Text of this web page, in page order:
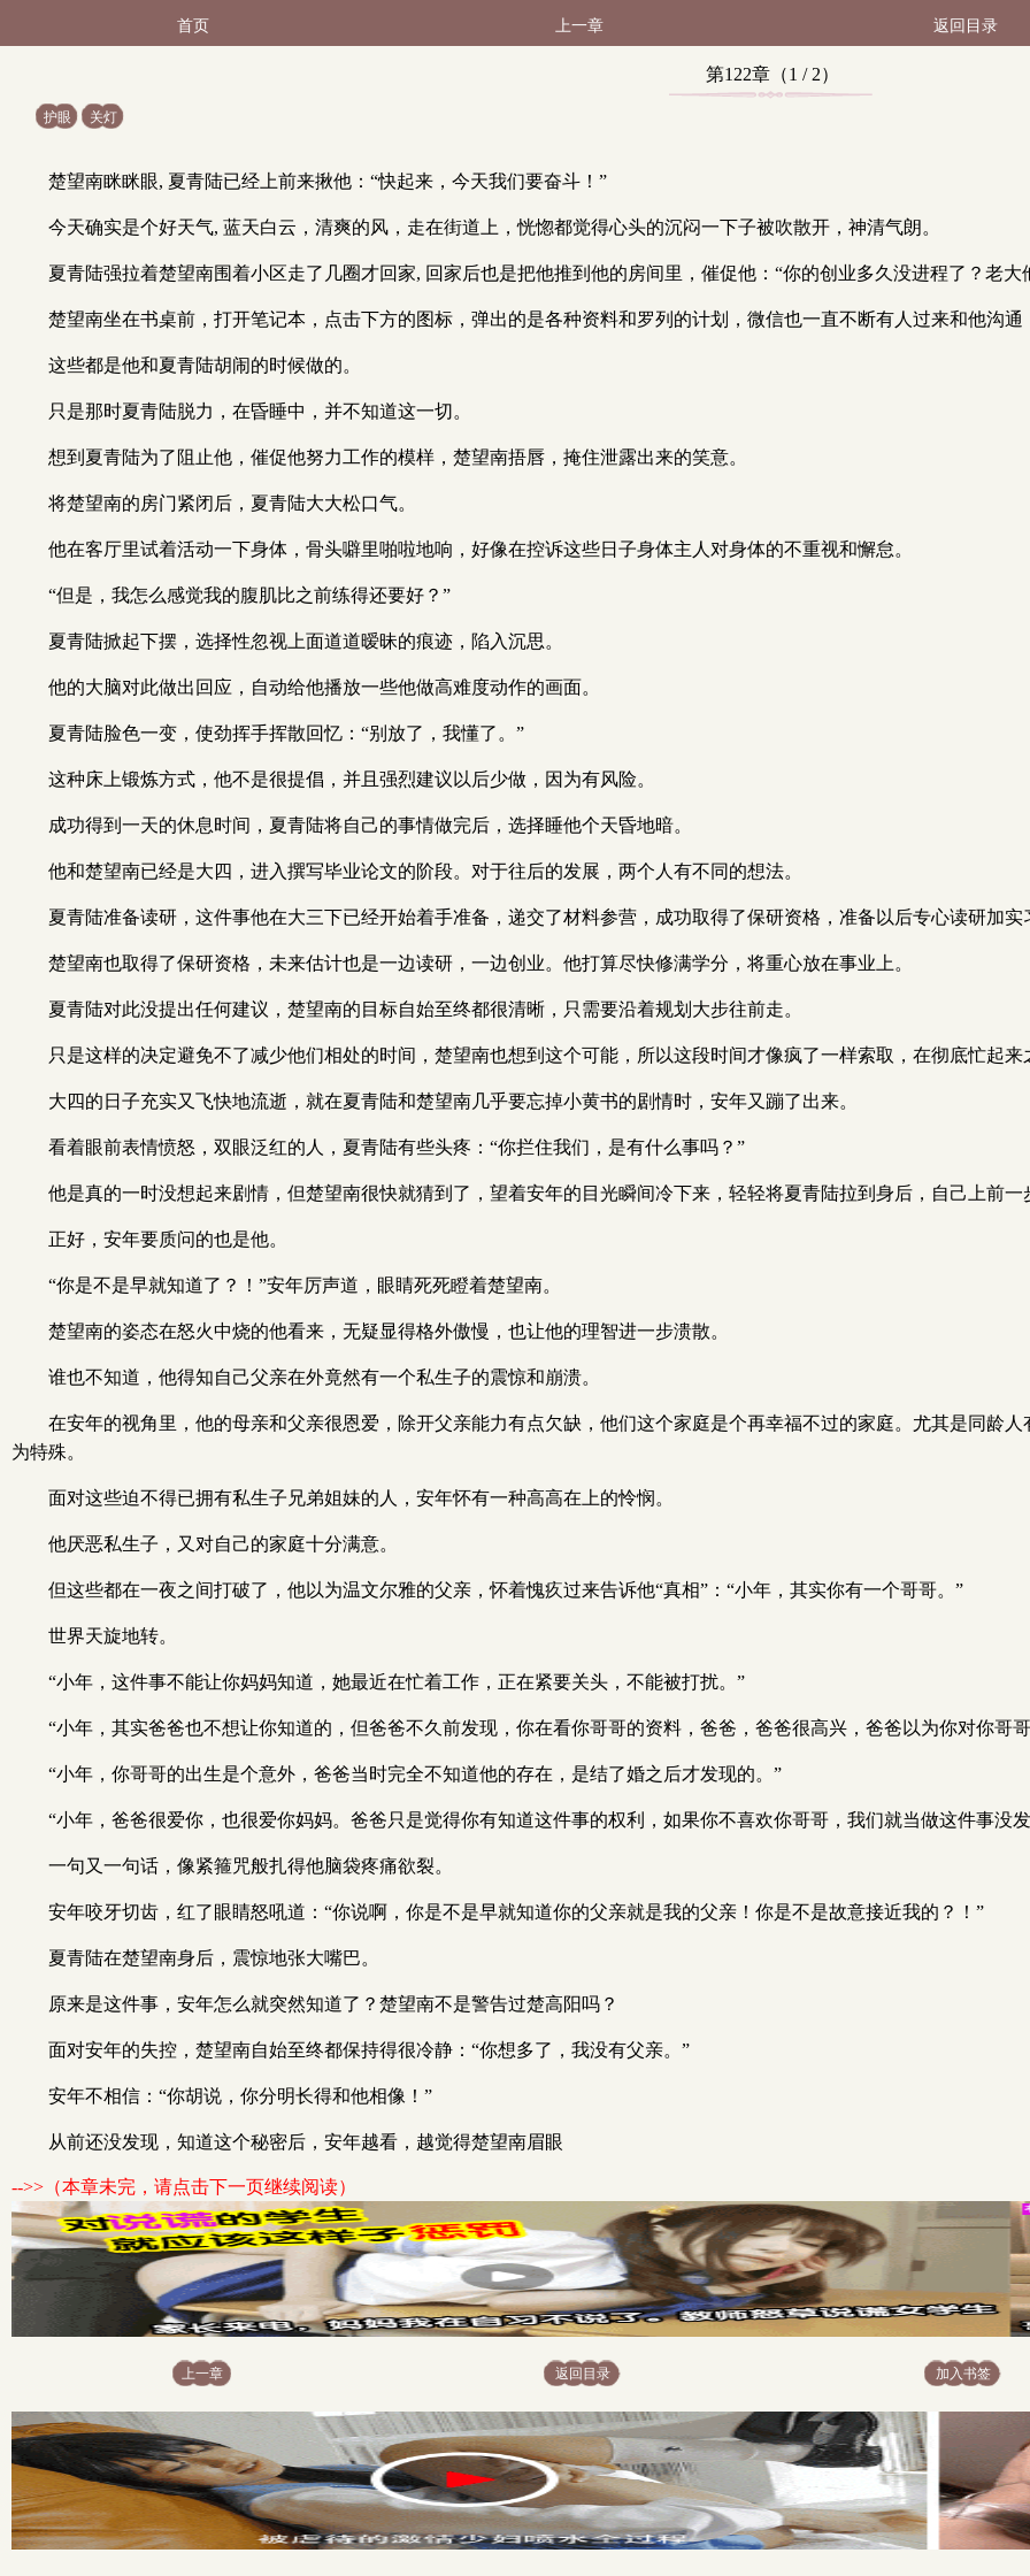
首页 上一章 返回目录
第122章（1 / 2）
护眼 关灯
楚望南眯眯眼, 夏青陆已经上前来揪他：“快起来，今天我们要奋斗！”
今天确实是个好天气, 蓝天白云，清爽的风，走在街道上，恍惚都觉得心头的沉闷一下子被吹散开，神清气朗。
夏青陆强拉着楚望南围着小区走了几圈才回家, 回家后也是把他推到他的房间里，催促他：“你的创业多久没进程了？老大
楚望南坐在书桌前，打开笔记本，点击下方的图标，弹出的是各种资料和罗列的计划，微信也一直不断有人过来和他沟
这些都是他和夏青陆胡闹的时候做的。
只是那时夏青陆脱力，在昏睡中，并不知道这一切。
想到夏青陆为了阻止他，催促他努力工作的模样，楚望南捂唇，掩住泄露出来的笑意。
将楚望南的房门紧闭后，夏青陆大大松口气。
他在客厅里试着活动一下身体，骨头噼里啪啦地响，好像在控诉这些日子身体主人对身体的不重视和懈怠。
“但是，我怎么感觉我的腹肌比之前练得还要好？”
夏青陆掀起下摆，选择性忽视上面道道暧昧的痕迹，陷入沉思。
他的大脑对此做出回应，自动给他播放一些他做高难度动作的画面。
夏青陆脸色一变，使劲挥手挥散回忆：“别放了，我懂了。”
这种床上锻炼方式，他不是很提倡，并且强烈建议以后少做，因为有风险。
成功得到一天的休息时间，夏青陆将自己的事情做完后，选择睡他个天昏地暗。
他和楚望南已经是大四，进入撰写毕业论文的阶段。对于往后的发展，两个人有不同的想法。
夏青陆准备读研，这件事他在大三下已经开始着手准备，递交了材料参营，成功取得了保研资格，准备以后专心读研加实
楚望南也取得了保研资格，未来估计也是一边读研，一边创业。他打算尽快修满学分，将重心放在事业上。
夏青陆对此没提出任何建议，楚望南的目标自始至终都很清晰，只需要沿着规划大步往前走。
只是这样的决定避免不了减少他们相处的时间，楚望南也想到这个可能，所以这段时间才像疯了一样索取，在彻底忙起
大四的日子充实又飞快地流逝，就在夏青陆和楚望南几乎要忘掉小黄书的剧情时，安年又蹦了出来。
看着眼前表情愤怒，双眼泛红的人，夏青陆有些头疼：“你拦住我们，是有什么事吗？”
他是真的一时没想起来剧情，但楚望南很快就猜到了，望着安年的目光瞬间冷下来，轻轻将夏青陆拉到身后，自己上前
正好，安年要质问的也是他。
“你是不是早就知道了？！”安年厉声道，眼睛死死瞪着楚望南。
楚望南的姿态在怒火中烧的他看来，无疑显得格外傲慢，也让他的理智进一步溃散。
谁也不知道，他得知自己父亲在外竟然有一个私生子的震惊和崩溃。
在安年的视角里，他的母亲和父亲很恩爱，除开父亲能力有点欠缺，他们这个家庭是个再幸福不过的家庭。尤其是同龄
为特殊。
面对这些迫不得已拥有私生子兄弟姐妹的人，安年怀有一种高高在上的怜悯。
他厌恶私生子，又对自己的家庭十分满意。
但这些都在一夜之间打破了，他以为温文尔雅的父亲，怀着愧疚过来告诉他“真相”：“小年，其实你有一个哥哥。”
世界天旋地转。
“小年，这件事不能让你妈妈知道，她最近在忙着工作，正在紧要关头，不能被打扰。”
“小年，其实爸爸也不想让你知道的，但爸爸不久前发现，你在看你哥哥的资料，爸爸，爸爸很高兴，爸爸以为你对你哥
“小年，你哥哥的出生是个意外，爸爸当时完全不知道他的存在，是结了婚之后才发现的。”
“小年，爸爸很爱你，也很爱你妈妈。爸爸只是觉得你有知道这件事的权利，如果你不喜欢你哥哥，我们就当做这件事没
一句又一句话，像紧箍咒般扎得他脑袋疼痛欲裂。
安年咬牙切齿，红了眼睛怒吼道：“你说啊，你是不是早就知道你的父亲就是我的父亲！你是不是故意接近我的？！”
夏青陆在楚望南身后，震惊地张大嘴巴。
原来是这件事，安年怎么就突然知道了？楚望南不是警告过楚高阳吗？
面对安年的失控，楚望南自始至终都保持得很冷静：“你想多了，我没有父亲。”
安年不相信：“你胡说，你分明长得和他相像！”
从前还没发现，知道这个秘密后，安年越看，越觉得楚望南眉眼
-->>（本章未完，请点击下一页继续阅读）
上一章 返回目录 加入书签